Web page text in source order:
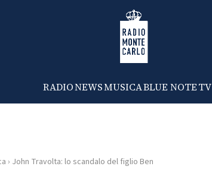
Radio Monte Carlo
RADIONEWSMUSICABLUE NOTETV
› John Travolta: lo scandalo del figlio Ben